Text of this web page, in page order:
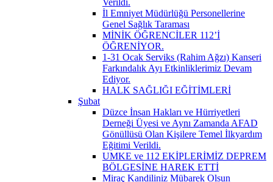
İl Emniyet Müdürlüğü Personellerine
Genel Sağlık Taraması
MİNİK ÖĞRENCİLER 112’İ
ÖĞRENİYOR.
1-31 Ocak Serviks (Rahim Ağzı) Kanseri
Farkındalık Ayı Etkinliklerimiz Devam
Ediyor.
HALK SAĞLIĞI EĞİTİMLERİ
Şubat
Düzce İnsan Hakları ve Hürriyetleri
Derneği Üyesi ve Aynı Zamanda AFAD
Gönüllüsü Olan Kişilere Temel İlkyardım
Eğitimi Verildi.
UMKE ve 112 EKİPLERİMİZ DEPREM
BÖLGESİNE HAREK ETTİ
Miraç Kandiliniz Mübarek Olsun